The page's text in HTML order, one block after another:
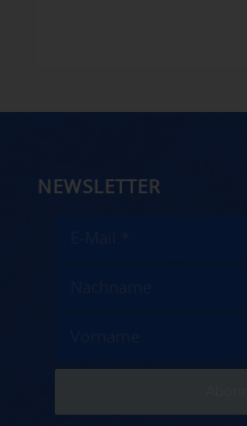
NEWSLETTER